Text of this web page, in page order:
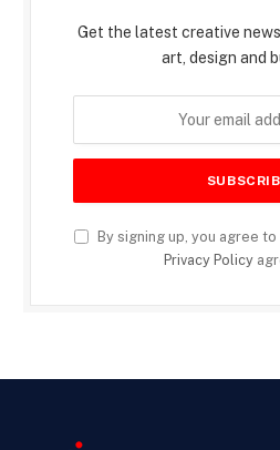
Get the latest creative
art, design and
By signing up, you agree
Privacy Policy